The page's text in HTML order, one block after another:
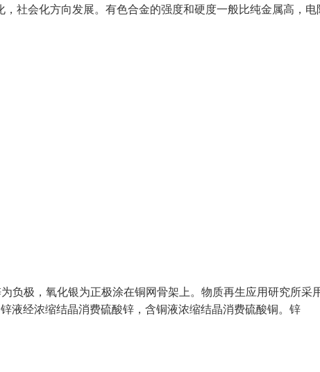
社会化方向发展。有色合金的强度和硬度一般比纯金属高，电
负极，氧化银为正极涂在铜网骨架上。物质再生应用研究所采
液经浓缩结晶消费硫酸锌，含铜液浓缩结晶消费硫酸铜。锌